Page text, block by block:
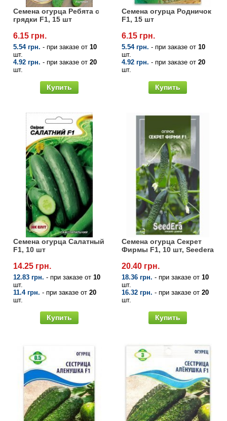
Семена огурца Ребята с
грядки F1, 15 шт
6.15 грн.
5.54 грн. - при заказе от 10
шт.
4.92 грн. - при заказе от 20
шт.
Купить
Семена огурца Родничок
F1, 15 шт
6.15 грн.
5.54 грн. - при заказе от 10
шт.
4.92 грн. - при заказе от 20
шт.
Купить
Семена огурца Салатный
F1, 10 шт
14.25 грн.
12.83 грн. - при заказе от 10
шт.
11.4 грн. - при заказе от 20
шт.
Купить
Семена огурца Секрет
Фирмы F1, 10 шт, Seedera
20.40 грн.
18.36 грн. - при заказе от 10
шт.
16.32 грн. - при заказе от 20
шт.
Купить